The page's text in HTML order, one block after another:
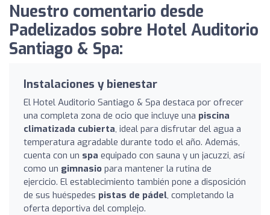
Nuestro comentario desde
Padelizados sobre Hotel Auditorio
Santiago & Spa:
Instalaciones y bienestar
El Hotel Auditorio Santiago & Spa destaca por ofrecer
una completa zona de ocio que incluye una piscina
climatizada cubierta, ideal para disfrutar del agua a
temperatura agradable durante todo el año. Además,
cuenta con un spa equipado con sauna y un jacuzzi, así
como un gimnasio para mantener la rutina de
ejercicio. El establecimiento también pone a disposición
de sus huéspedes pistas de pádel, completando la
oferta deportiva del complejo.